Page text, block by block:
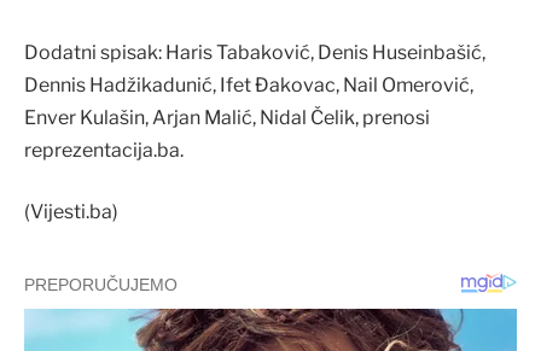
Dodatni spisak: Haris Tabaković, Denis Huseinbašić,
Dennis Hadžikadunić, Ifet Đakovac, Nail Omerović,
Enver Kulašin, Arjan Malić, Nidal Čelik, prenosi
reprezentacija.ba.
(Vijesti.ba)